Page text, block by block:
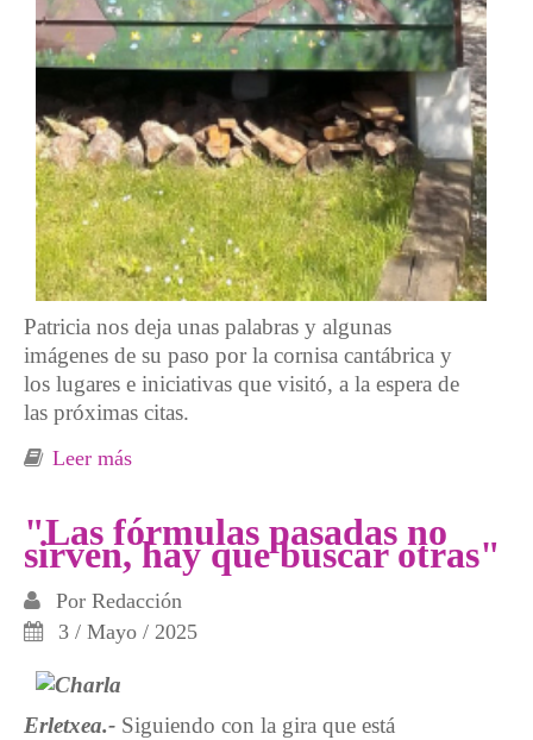
Patricia nos deja unas palabras y algunas
imágenes de su paso por la cornisa cantábrica y
los lugares e iniciativas que visitó, a la espera de
las próximas citas.
Leer más
"Las fórmulas pasadas no
sirven, hay que buscar otras"
Por Redacción
3 / Mayo / 2025
Erletxea.- Siguiendo con la gira que está